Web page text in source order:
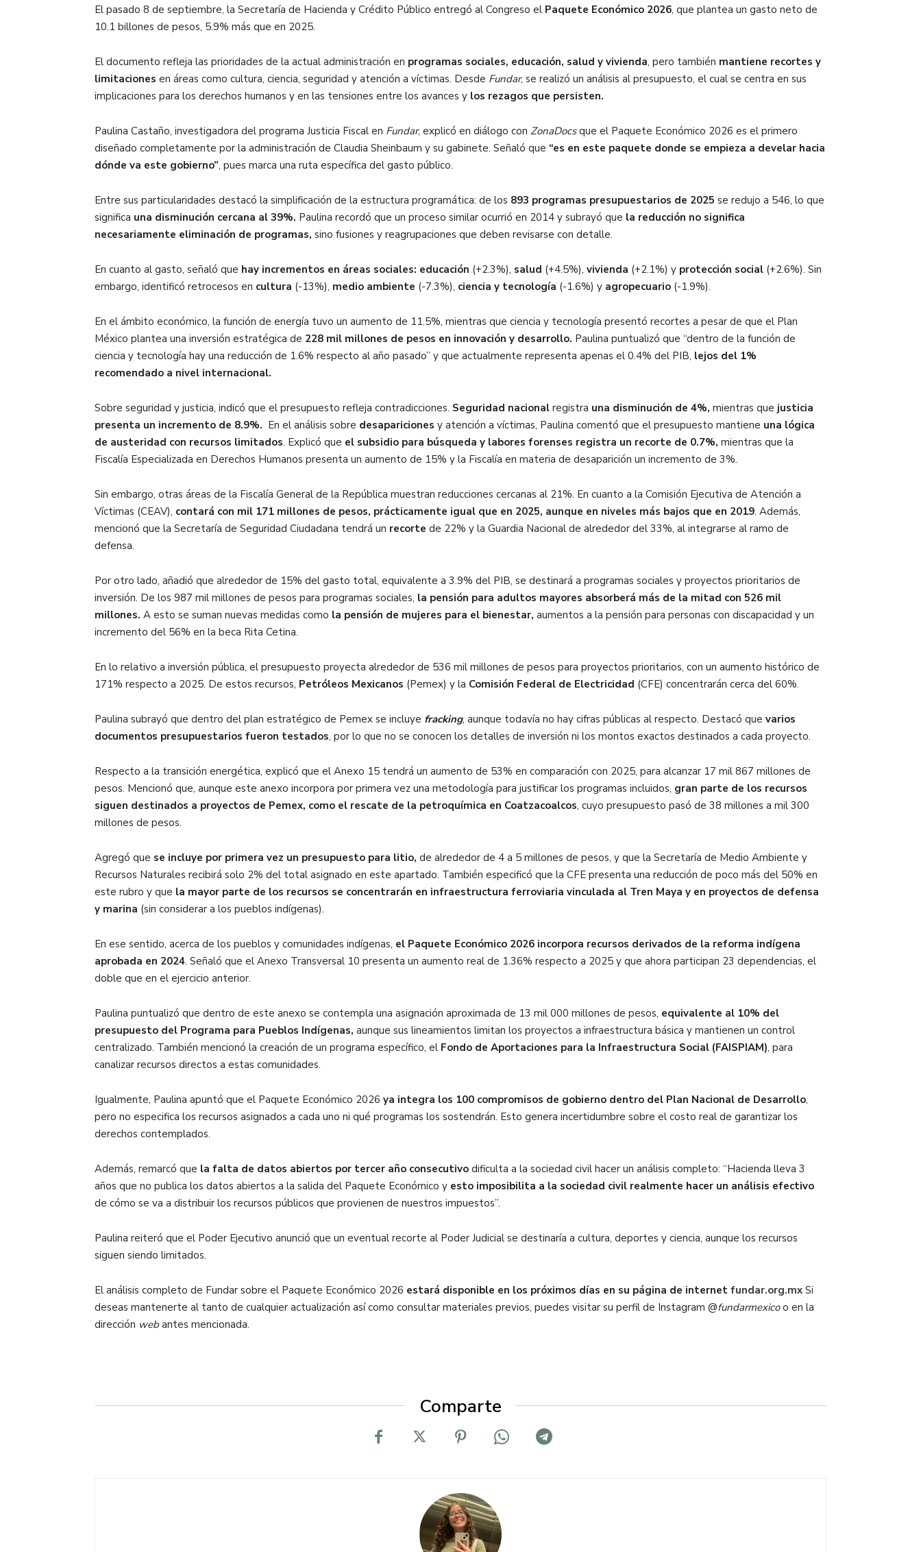
El pasado 8 de septiembre, la Secretaría de Hacienda y Crédito Público entregó al Congreso el Paquete Económico 2026, que plantea un gasto neto de
10.1 billones de pesos, 5.9% más que en 2025.
El documento refleja las prioridades de la actual administración en programas sociales, educación, salud y vivienda, pero también mantiene recortes y
limitaciones en áreas como cultura, ciencia, seguridad y atención a víctimas. Desde Fundar, se realizó un análisis al presupuesto, el cual se centra en sus
implicaciones para los derechos humanos y en las tensiones entre los avances y los rezagos que persisten.
Paulina Castaño, investigadora del programa Justicia Fiscal en Fundar, explicó en diálogo con ZonaDocsque el Paquete Económico 2026 es el primero
diseñado completamente por la administración de Claudia Sheinbaum y su gabinete. Señaló que “es en este paquete donde se empieza a develar hacia
dónde va este gobierno”, pues marca una ruta específica del gasto público.
Entre sus particularidades destacó la simplificación de la estructura programática: de los 893 programas presupuestarios de 2025 se redujo a 546, lo que
significa una disminución cercana al 39%. Paulina recordó que un proceso similar ocurrió en 2014 y subrayó que la reducción no significa
necesariamente eliminación de programas, sino fusiones y reagrupaciones que deben revisarse con detalle.
En cuanto al gasto, señaló que hay incrementos en áreas sociales: educación (+2.3%), salud (+4.5%), vivienda (+2.1%) y protección social (+2.6%). Sin
embargo, identificó retrocesos en cultura (-13%), medio ambiente (-7.3%), ciencia y tecnología (-1.6%) y agropecuario (-1.9%).
En el ámbito económico, la función de energía tuvo un aumento de 11.5%, mientras que ciencia y tecnología presentó recortes a pesar de que el Plan
México plantea una inversión estratégica de 228 mil millones de pesos en innovación y desarrollo. Paulina puntualizó que “dentro de la función de
ciencia y tecnología hay una reducción de 1.6% respecto al año pasado” y que actualmente representa apenas el 0.4% del PIB, lejos del 1%
recomendado a nivel internacional.
Sobre seguridad y justicia, indicó que el presupuesto refleja contradicciones. Seguridad nacional registra una disminución de 4%, mientras que justicia
presenta un incremento de 8.9%. En el análisis sobre desapariciones y atención a víctimas, Paulina comentó que el presupuesto mantiene una lógica
de austeridad con recursos limitados. Explicó que el subsidio para búsqueda y labores forenses registra un recorte de 0.7%, mientras que la
Fiscalía Especializada en Derechos Humanos presenta un aumento de 15% y la Fiscalía en materia de desaparición un incremento de 3%.
Sin embargo, otras áreas de la Fiscalía General de la República muestran reducciones cercanas al 21%. En cuanto a la Comisión Ejecutiva de Atención a
Víctimas (CEAV), contará con mil 171 millones de pesos, prácticamente igual que en 2025, aunque en niveles más bajos que en 2019. Además,
mencionó que la Secretaría de Seguridad Ciudadana tendrá un recorte de 22% y la Guardia Nacional de alrededor del 33%, al integrarse al ramo de
defensa.
Por otro lado, añadió que alrededor de 15% del gasto total, equivalente a 3.9% del PIB, se destinará a programas sociales y proyectos prioritarios de
inversión. De los 987 mil millones de pesos para programas sociales, la pensión para adultos mayores absorberá más de la mitad con 526 mil
millones. A esto se suman nuevas medidas como la pensión de mujeres para el bienestar, aumentos a la pensión para personas con discapacidad y un
incremento del 56% en la beca Rita Cetina.
En lo relativo a inversión pública, el presupuesto proyecta alrededor de 536 mil millones de pesos para proyectos prioritarios, con un aumento histórico de
171% respecto a 2025. De estos recursos, Petróleos Mexicanos (Pemex) y la Comisión Federal de Electricidad (CFE) concentrarán cerca del 60%.
Paulina subrayó que dentro del plan estratégico de Pemex se incluye fracking, aunque todavía no hay cifras públicas al respecto. Destacó que varios
documentos presupuestarios fueron testados, por lo que no se conocen los detalles de inversión ni los montos exactos destinados a cada proyecto.
Respecto a la transición energética, explicó que el Anexo 15 tendrá un aumento de 53% en comparación con 2025, para alcanzar 17 mil 867 millones de
pesos. Mencionó que, aunque este anexo incorpora por primera vez una metodología para justificar los programas incluidos, gran parte de los recursos
siguen destinados a proyectos de Pemex, como el rescate de la petroquímica en Coatzacoalcos, cuyo presupuesto pasó de 38 millones a mil 300
millones de pesos.
Agregó que se incluye por primera vez un presupuesto para litio, de alrededor de 4 a 5 millones de pesos, y que la Secretaría de Medio Ambiente y
Recursos Naturales recibirá solo 2% del total asignado en este apartado. También especificó que la CFE presenta una reducción de poco más del 50% en
este rubro y que la mayor parte de los recursos se concentrarán en infraestructura ferroviaria vinculada al Tren Maya y en proyectos de defensa
y marina (sin considerar a los pueblos indígenas).
En ese sentido, acerca de los pueblos y comunidades indígenas, el Paquete Económico 2026 incorpora recursos derivados de la reforma indígena
aprobada en 2024. Señaló que el Anexo Transversal 10 presenta un aumento real de 1.36% respecto a 2025 y que ahora participan 23 dependencias, el
doble que en el ejercicio anterior.
Paulina puntualizó que dentro de este anexo se contempla una asignación aproximada de 13 mil 000 millones de pesos, equivalente al 10% del
presupuesto del Programa para Pueblos Indígenas, aunque sus lineamientos limitan los proyectos a infraestructura básica y mantienen un control
centralizado. También mencionó la creación de un programa específico, el Fondo de Aportaciones para la Infraestructura Social (FAISPIAM), para
canalizar recursos directos a estas comunidades.
Igualmente, Paulina apuntó que el Paquete Económico 2026 ya integra los 100 compromisos de gobierno dentro del Plan Nacional de Desarrollo,
pero no especifica los recursos asignados a cada uno ni qué programas los sostendrán. Esto genera incertidumbre sobre el costo real de garantizar los
derechos contemplados.
Además, remarcó que la falta de datos abiertos por tercer año consecutivo dificulta a la sociedad civil hacer un análisis completo: “Hacienda lleva 3
años que no publica los datos abiertos a la salida del Paquete Económico y esto imposibilita a la sociedad civil realmente hacer un análisis efectivo
de cómo se va a distribuir los recursos públicos que provienen de nuestros impuestos”.
Paulina reiteró que el Poder Ejecutivo anunció que un eventual recorte al Poder Judicial se destinaría a cultura, deportes y ciencia, aunque los recursos
siguen siendo limitados.
El análisis completo de Fundar sobre el Paquete Económico 2026 estará disponible en los próximos días en su página de internet fundar.org.mx Si
deseas mantenerte al tanto de cualquier actualización así como consultar materiales previos, puedes visitar su perfil de Instagram @fundarmexicoo en la
dirección web antes mencionada.
Comparte